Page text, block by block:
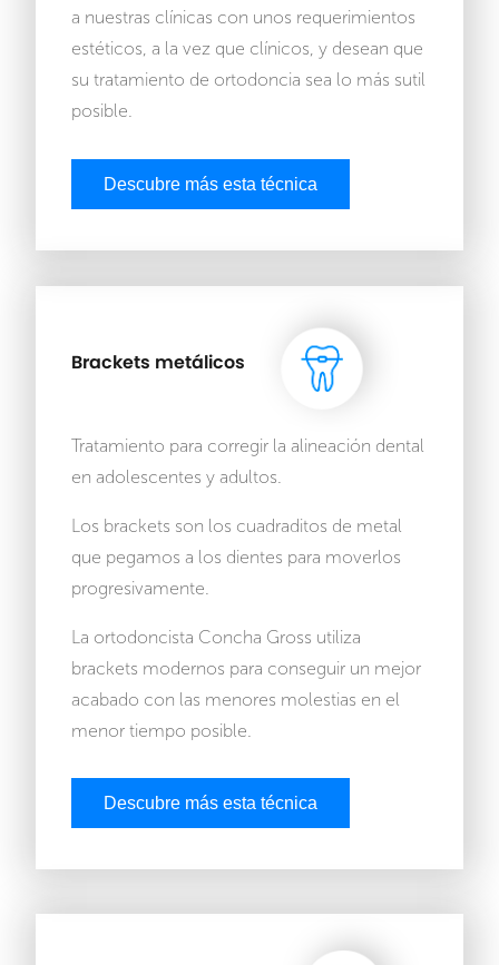
a nuestras clínicas con unos requerimientos
estéticos, a la vez que clínicos, y desean que
su tratamiento de ortodoncia sea lo más sutil
posible.
Descubre más esta técnica
Brackets metálicos
Tratamiento para corregir la alineación dental
en adolescentes y adultos.
Los brackets son los cuadraditos de metal
que pegamos a los dientes para moverlos
progresivamente.
La ortodoncista Concha Gross utiliza
brackets modernos para conseguir un mejor
acabado con las menores molestias en el
menor tiempo posible.
Descubre más esta técnica